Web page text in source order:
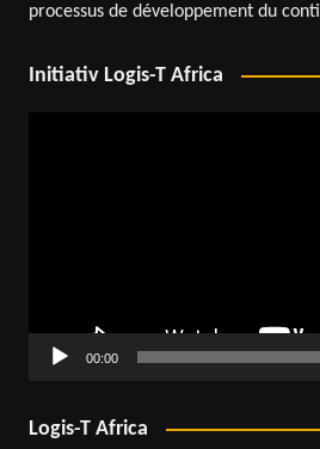
processus de développement du
Initiativ Logis-T Africa
00:00
Logis-T Africa